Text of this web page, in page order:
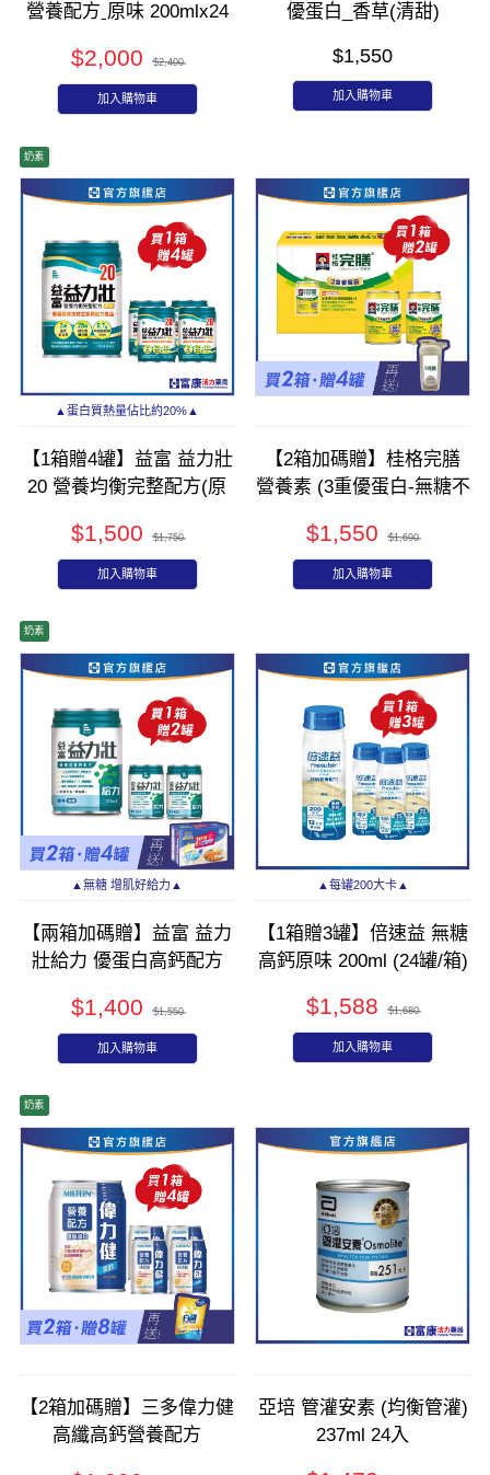
營養配方ˍ原味 200mlx24
$2,000 $2,400
加入購物車
優蛋白_香草(清甜)
$1,550
加入購物車
奶素
▲蛋白質熱量佔比約20%▲
【1箱贈4罐】益富 益力壯
20 營養均衡完整配方(原
$1,500 $1,750
加入購物車
【2箱加碼贈】桂格完膳
營養素 (3重優蛋白-無糖不
$1,550 $1,690
加入購物車
奶素
▲無糖 增肌好給力▲
【兩箱加碼贈】益富 益力
壯給力 優蛋白高鈣配方
(箱)
$1,400 $1,550
加入購物車
▲每罐200大卡▲
【1箱贈3罐】倍速益 無糖
高鈣原味 200ml (24罐/箱)
$1,588 $1,680
加入購物車
奶素
【2箱加碼贈】三多偉力健
高纖高鈣營養配方
亞培 管灌安素 (均衡管灌)
237ml 24入